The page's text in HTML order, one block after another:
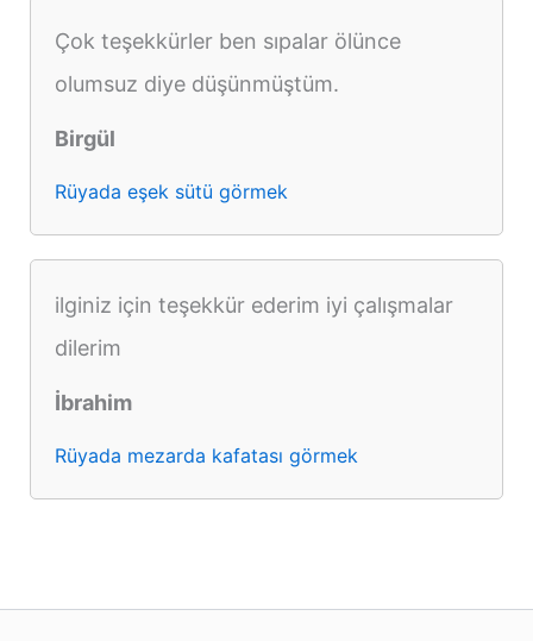
Çok teşekkürler ben sıpalar ölünce
olumsuz diye düşünmüştüm.
Birgül
Rüyada eşek sütü görmek
ilginiz için teşekkür ederim iyi çalışmalar
dilerim
İbrahim
Rüyada mezarda kafatası görmek